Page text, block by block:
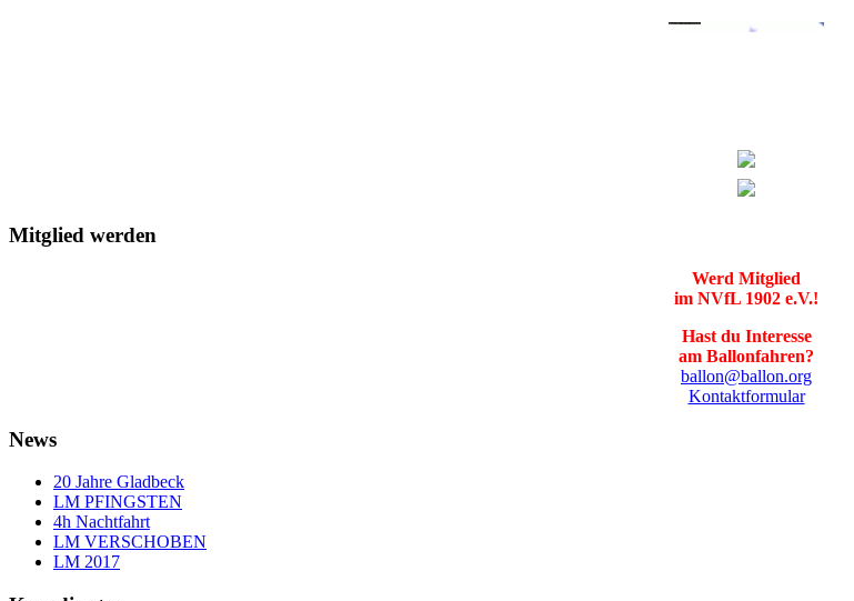
Mitglied werden
Werd Mitglied
im NVfL 1902 e.V.!
Hast du Interesse
am Ballonfahren?
ballon@ballon.org
Kontaktformular
News
20 Jahre Gladbeck
LM PFINGSTEN
4h Nachtfahrt
LM VERSCHOBEN
LM 2017